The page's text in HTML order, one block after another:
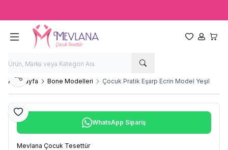
Favorilerim
Hesabım
Ana Sayfa Bone Modelleri Çocuk Pratik Eşarp Ecrin Model Yeşil
Favoriye Ekle
Paylaş
WhatsApp Sipariş
Mevlana Çocuk Tesettür